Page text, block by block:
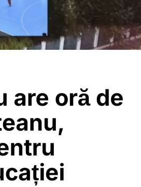
are oră de